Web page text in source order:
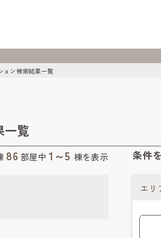
ョン検索結果一覧
一覧
86 部屋中1～5 棟を表示 条件
エリ